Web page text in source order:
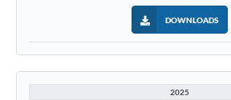
DOWNLOADS
2025